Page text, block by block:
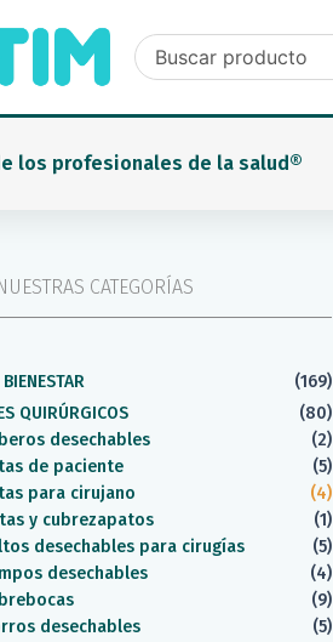
los profesionales de la salud®
CATEGORÍAS
(169)
QUIRÚRGICOS
(80)
desechables
(2)
de paciente
(5)
para cirujano
(4)
y cubrezapatos
(1)
desechables para cirugías
(5)
desechables
(4)
(9)
desechables
(5)